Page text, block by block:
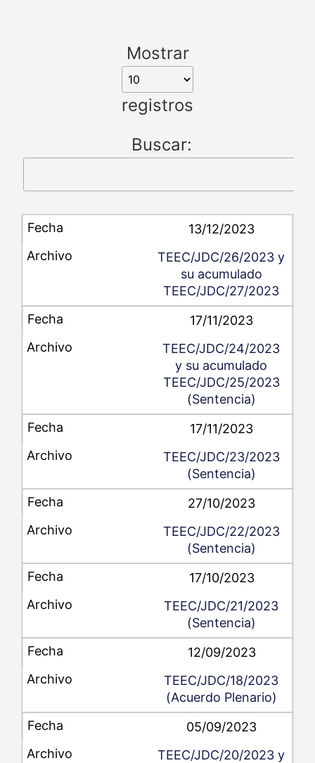
Mostrar
registros
Buscar:
13/12/2023
TEEC/JDC/26/2023 y
su acumulado
TEEC/JDC/27/2023
17/11/2023
TEEC/JDC/24/2023
y su acumulado
TEEC/JDC/25/2023
(Sentencia)
17/11/2023
TEEC/JDC/23/2023
(Sentencia)
27/10/2023
TEEC/JDC/22/2023
(Sentencia)
17/10/2023
TEEC/JDC/21/2023
(Sentencia)
12/09/2023
TEEC/JDC/18/2023
(Acuerdo Plenario)
05/09/2023
TEEC/JDC/20/2023 y